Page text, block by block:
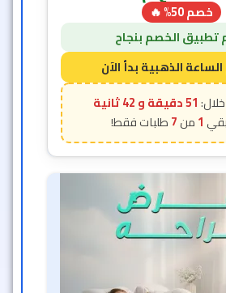
خصم 50% 🔥
51 دقيقة و 40 ثانية
1
7